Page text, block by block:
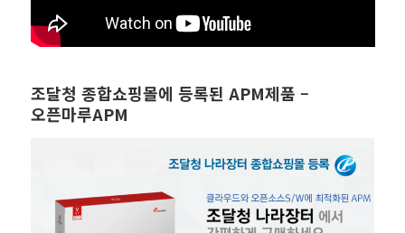
조달청 종합쇼핑몰에 등록된 APM제품 –
오픈마루APM